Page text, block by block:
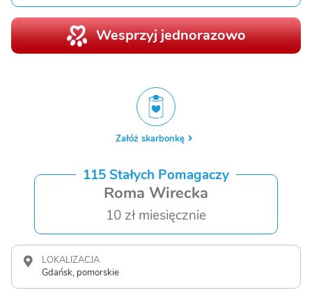
Wesprzyj jednorazowo
Załóż skarbonkę
115 Stałych Pomagaczy
Roma Wirecka
10 zł miesięcznie
LOKALIZACJA
Gdańsk, pomorskie